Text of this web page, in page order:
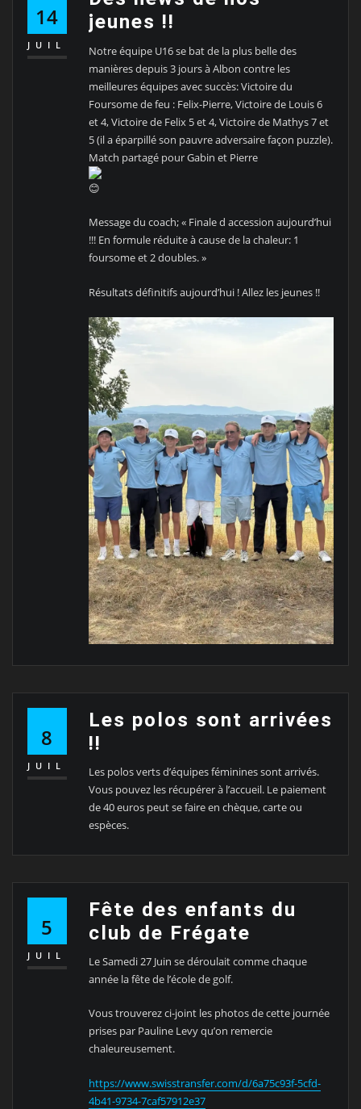
14
JUIL
jeunes !!
Notre équipe U16 se bat de la plus belle des
manières depuis 3 jours à Albon contre les
meilleures équipes avec succès: Victoire du
Foursome de feu : Felix-Pierre, Victoire de Louis 6
et 4, Victoire de Felix 5 et 4, Victoire de Mathys 7 et
5 (il a éparpillé son pauvre adversaire façon puzzle).
Match partagé pour Gabin et Pierre
Message du coach; « Finale d accession aujourd’hui
!!! En formule réduite à cause de la chaleur: 1
foursome et 2 doubles. »
Résultats définitifs aujourd’hui ! Allez les jeunes !!
8
JUIL
Les polos sont arrivées
!!
Les polos verts d’équipes féminines sont arrivés.
Vous pouvez les récupérer à l’accueil. Le paiement
de 40 euros peut se faire en chèque, carte ou
espèces.
5
JUIL
Fête des enfants du
club de Frégate
Le Samedi 27 Juin se déroulait comme chaque
année la fête de l’école de golf.
Vous trouverez ci-joint les photos de cette journée
prises par Pauline Levy qu’on remercie
chaleureusement.
https://www.swisstransfer.com/d/6a75c93f-5cfd-
4b41-9734-7caf57912e37